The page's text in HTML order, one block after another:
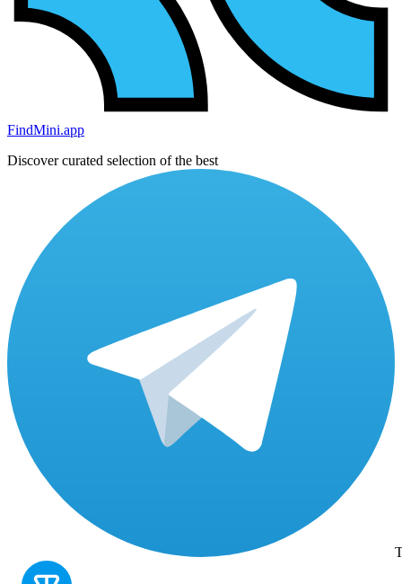
FindMini.app
Discover curated selection of the best